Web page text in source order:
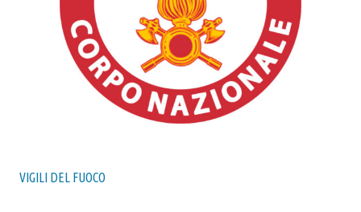
VIGILI DEL FUOCO